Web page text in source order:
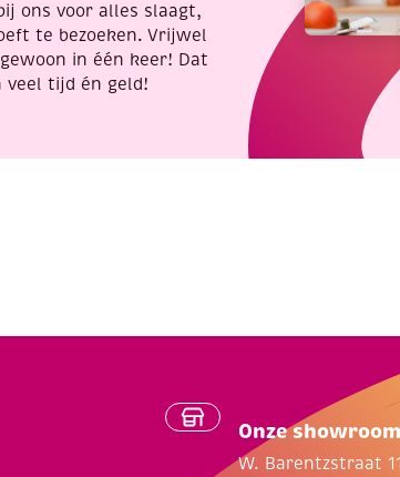
ons voor alles slaagt,
te bezoeken. Vrijwel
in één keer! Dat
veel tijd én geld!
Onze showroom
W. Barentzstraat